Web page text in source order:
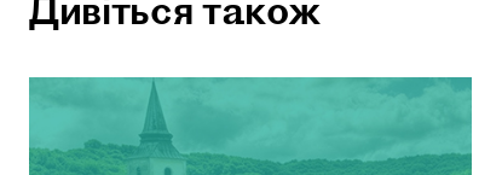
Дивіться також